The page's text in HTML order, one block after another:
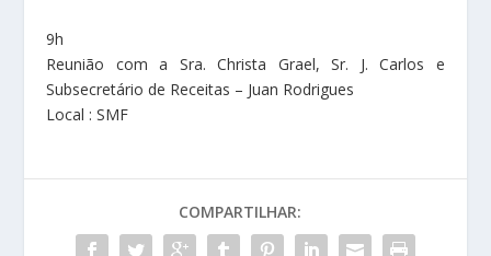
9h
Reunião com a Sra. Christa Grael, Sr. J. Carlos e
Subsecretário de Receitas – Juan Rodrigues
Local : SMF
COMPARTILHAR: